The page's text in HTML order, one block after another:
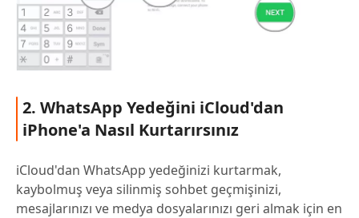
2. WhatsApp Yedeğini iCloud'dan
iPhone'a Nasıl Kurtarırsınız
iCloud'dan WhatsApp yedeğinizi kurtarmak,
kaybolmuş veya silinmiş sohbet geçmişinizi,
mesajlarınızı ve medya dosyalarınızı geri almak için en